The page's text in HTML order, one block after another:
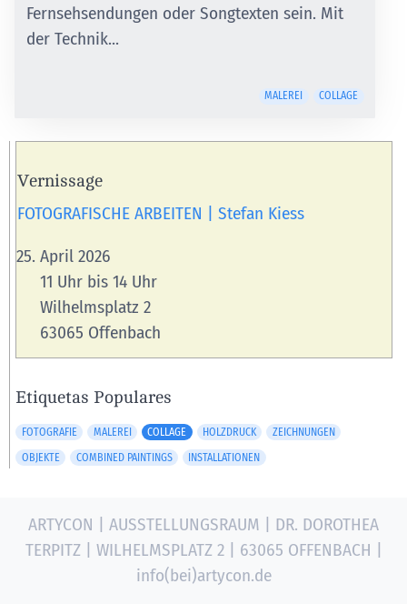
Fernsehsendungen oder Songtexten sein. Mit
der Technik...
MALEREI COLLAGE
Vernissage
FOTOGRAFISCHE ARBEITEN | Stefan Kiess
April 2026
11 Uhr bis 14 Uhr
Wilhelmsplatz 2
63065 Offenbach
Etiquetas Populares
FOTOGRAFIE MALEREI COLLAGE HOLZDRUCK
ZEICHNUNGEN
OBJEKTE
COMBINED PAINTINGS INSTALLATIONEN
ARTYCON | AUSSTELLUNGSRAUM | DR. DOROTHEA
TERPITZ | WILHELMSPLATZ 2 | 63065 OFFENBACH |
info(bei)artycon.de